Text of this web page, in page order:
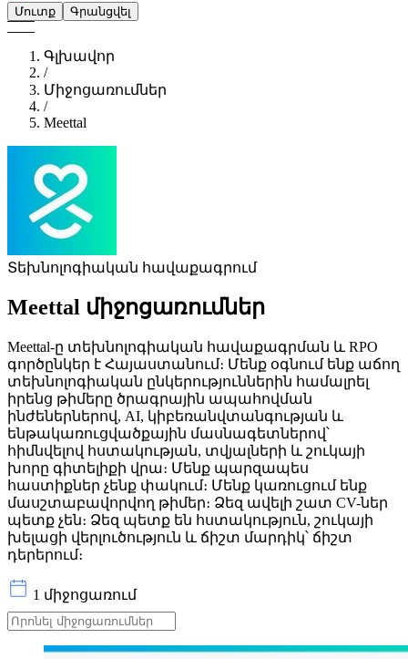
Մուտք Գրանցվել
Գլխավոր
/
Միջոցառումներ
/
Meettal
Տեխնոլոգիական հավաքագրում
Meettal միջոցառումներ
Meettal-ը տեխնոլոգիական հավաքագրման և RPO
գործընկեր է Հայաստանում։ Մենք օգնում ենք աճող
տեխնոլոգիական ընկերություններին համալրել
իրենց թիմերը ծրագրային ապահովման
ինժեներներով, AI, կիբեռանվտանգության և
ենթակառուցվածքային մասնագետներով՝
հիմնվելով հստակության, տվյալների և շուկայի
խորը գիտելիքի վրա։ Մենք պարզապես
հաստիքներ չենք փակում։ Մենք կառուցում ենք
մասշտաբավորվող թիմեր։ Ձեզ ավելի շատ CV-ներ
պետք չեն։ Ձեզ պետք են հստակություն, շուկայի
խելացի վերլուծություն և ճիշտ մարդիկ՝ ճիշտ
դերերում։
1 միջոցառում